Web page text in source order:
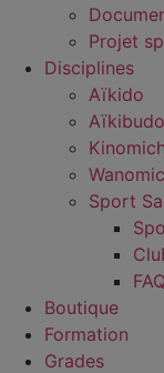
Projet
Disciplines
Aïkido
Aïkibudo
Sport
FAQ
Boutique
Formation
Grades